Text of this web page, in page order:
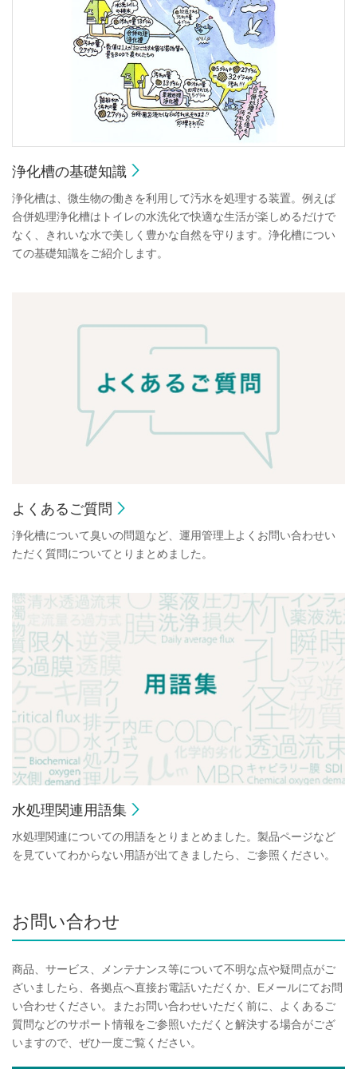
浄化槽の基礎知識
浄化槽は、微生物の働きを利用して汚水を処理する装置。例えば
合併処理浄化槽はトイレの水洗化で快適な生活が楽しめるだけで
なく、きれいな水で美しく豊かな自然を守ります。浄化槽につい
ての基礎知識をご紹介します。
よくあるご質問
浄化槽について臭いの問題など、運用管理上よくお問い合わせい
ただく質問についてとりまとめました。
水処理関連用語集
水処理関連についての用語をとりまとめました。製品ページなど
を見ていてわからない用語が出てきましたら、ご参照ください。
お問い合わせ
商品、サービス、メンテナンス等について不明な点や疑問点がご
ざいましたら、各拠点へ直接お電話いただくか、Eメールにてお問
い合わせください。またお問い合わせいただく前に、よくあるご
質問などのサポート情報をご参照いただくと解決する場合がござ
いますので、ぜひ一度ご覧ください。